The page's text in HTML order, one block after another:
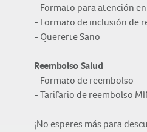
- Formato para atención
- Formato de inclusión de
- Quererte Sano
Reembolso Salud
- Formato de reembolso
- Tarifario de reembolso
¡No esperes más para